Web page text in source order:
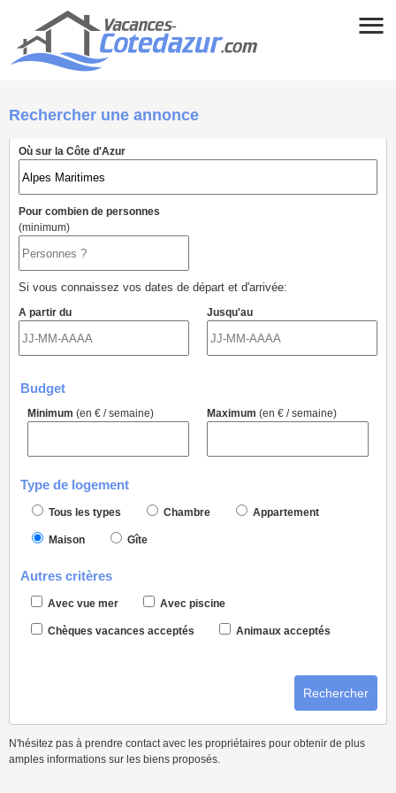
Rechercher une annonce
Où sur la Côte d'Azur
Pour combien de personnes
(minimum)
Si vous connaissez vos dates de départ et d'arrivée:
A partir du Jusqu'au
Budget
Minimum (en € / semaine) Maximum (en € / semaine)
Type de logement
Tous les types Chambre Appartement
Maison Gîte
Autres critères
Avec vue mer Avec piscine
Chèques vacances acceptés Animaux acceptés
Rechercher
N'hésitez pas à prendre contact avec les propriétaires pour obtenir de plus
amples informations sur les biens proposés.